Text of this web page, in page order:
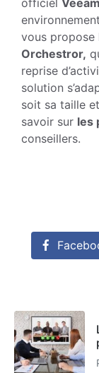
vous propose
Orchestror,
reprise
solution
soit sa taille
savoir sur les
conseillers.